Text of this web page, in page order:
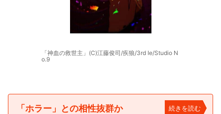
「神血の救世主」(C)江藤俊司/疾狼/3rd Ie/Studio N
o.9
「ホラー」との相性抜群か 続きを読む